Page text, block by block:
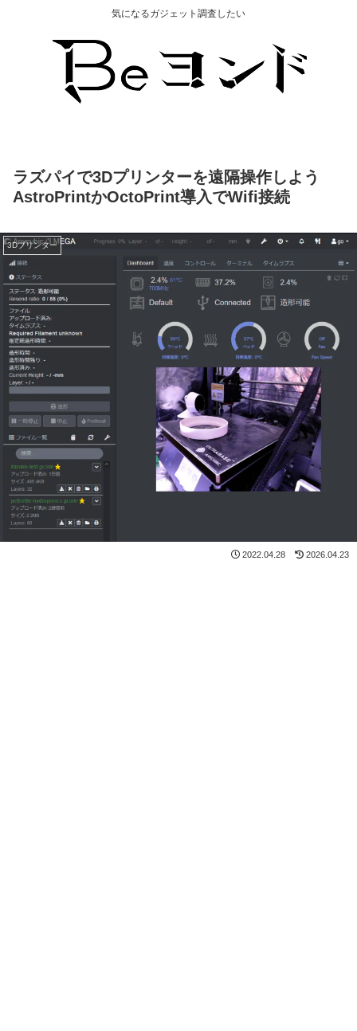
気になるガジェット調査したい
ラズパイで3Dプリンターを遠隔操作しよう
AstroPrintかOctoPrint導入でWifi接続
3Dプリンター
2022.04.28 2026.04.23